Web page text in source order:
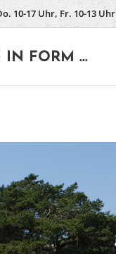
10-17 Uhr, Fr. 10-13 Uhr
IN FORM ...